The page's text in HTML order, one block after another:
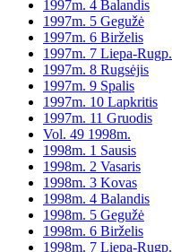
1997m. 4 Balandis
1997m. 5 Gegužė
1997m. 6 Birželis
1997m. 7 Liepa-Rugp.
1997m. 8 Rugsėjis
1997m. 9 Spalis
1997m. 10 Lapkritis
1997m. 11 Gruodis
Vol. 49 1998m.
1998m. 1 Sausis
1998m. 2 Vasaris
1998m. 3 Kovas
1998m. 4 Balandis
1998m. 5 Gegužė
1998m. 6 Birželis
1998m. 7 Liepa-Rugp.